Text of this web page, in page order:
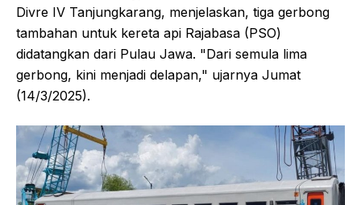
Divre IV Tanjungkarang, menjelaskan, tiga gerbong
tambahan untuk kereta api Rajabasa (PSO)
didatangkan dari Pulau Jawa. "Dari semula lima
gerbong, kini menjadi delapan," ujarnya Jumat
(14/3/2025).